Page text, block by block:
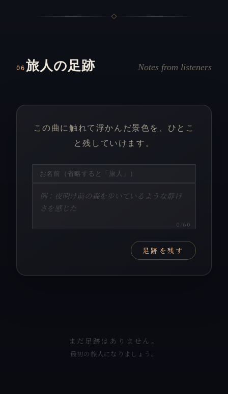
06 旅人の足跡 Notes from listeners
この曲に触れて浮かんだ景色を、ひとこ
と残していけます。
0 /60
足跡を残す
まだ足跡はありません。
最初の旅人になりましょう。